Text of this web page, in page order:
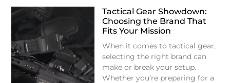
Tactical Gear Showdown:
Choosing the Brand That
Fits Your Mission
When it comes to tactical gear,
selecting the right brand can
make or break your setup.
Whether you’re preparing for a